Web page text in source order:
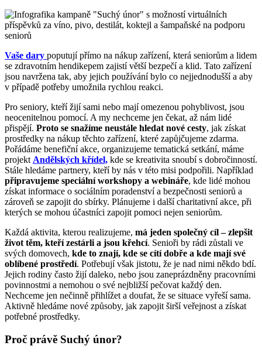
Vaše dary poputují přímo na nákup zařízení, která seniorům a lidem
se zdravotním hendikepem zajistí větší bezpečí a klid. Tato zařízení
jsou navržena tak, aby jejich používání bylo co nejjednodušší a aby
v případě potřeby umožnila rychlou reakci.
Pro seniory, kteří žijí sami nebo mají omezenou pohyblivost, jsou
neocenitelnou pomocí. A my nechceme jen čekat, až nám lidé
přispějí. Proto se snažíme neustále hledat nové cesty, jak získat
prostředky na nákup těchto zařízení, které zapůjčujeme zdarma.
Pořádáme benefiční akce, organizujeme tematická setkání, máme
projekt Andělských křídel, kde se kreativita snoubí s dobročinností.
Stále hledáme partnery, kteří by nás v této misi podpořili. Například
připravujeme speciální workshopy a webináře, kde lidé mohou
získat informace o sociálním poradenství a bezpečnosti seniorů a
zároveň se zapojit do sbírky. Plánujeme i další charitativní akce, při
kterých se mohou účastníci zapojit pomoci nejen seniorům.
Každá aktivita, kterou realizujeme, má jeden společný cíl – zlepšit
život těm, kteří zestárli a jsou křehcí. Senioři by rádi zůstali ve
svých domovech, kde to znají, kde se cítí dobře a kde mají své
oblíbené prostředí. Potřebují však jistotu, že je nad nimi někdo bdí.
Jejich rodiny často žijí daleko, nebo jsou zaneprázdněny pracovními
povinnostmi a nemohou o své nejbližší pečovat každý den.
Nechceme jen nečinně přihlížet a doufat, že se situace vyřeší sama.
Aktivně hledáme nové způsoby, jak zapojit širší veřejnost a získat
potřebné prostředky.
Proč právě Suchý únor?